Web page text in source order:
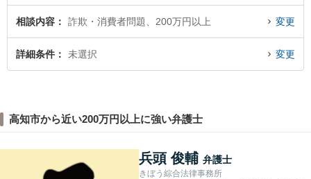
相談内容 詐欺・消費者問題、200万円以上 変更
詳細条件 未選択 変更
高知市から近い200万円以上に強い弁護士
兵頭 俊輔 弁護士
きぼう綜合法律事務所